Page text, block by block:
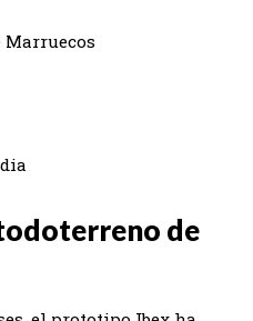
Marruecos
de